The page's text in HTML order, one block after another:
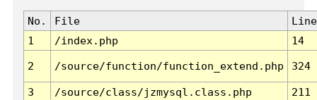
No. File
Line
1
/index.php 14
2 /source/function/function_extend.php 324
3 /source/class/jzmysql.class.php
211